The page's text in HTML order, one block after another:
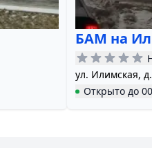
БАМ на
ул. Илимская,
Открыто до